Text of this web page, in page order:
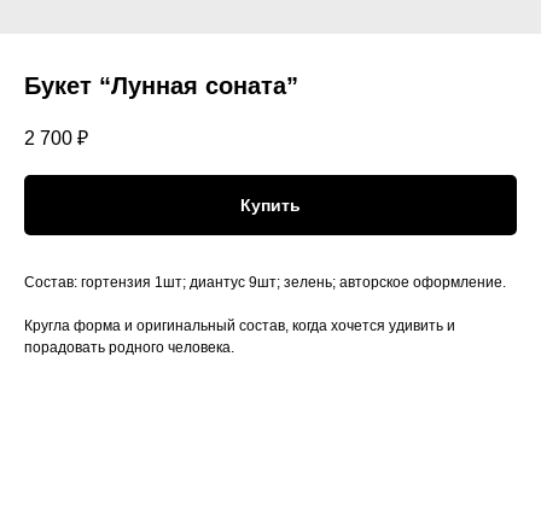
Букет “Лунная соната”
2 700 ₽
Купить
Состав: гортензия 1шт; диантус 9шт; зелень; авторское оформление.
Кругла форма и оригинальный состав, когда хочется удивить и
порадовать родного человека.